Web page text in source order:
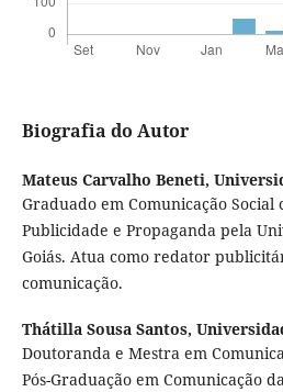
Biografia do Autor
Mateus Carvalho Beneti,
Graduado em Comunicação Social
Publicidade e Propaganda pela
Goiás. Atua como redator
comunicação.
Thátilla Sousa Santos,
Doutoranda e Mestra em
Pós-Graduação em Comunicação